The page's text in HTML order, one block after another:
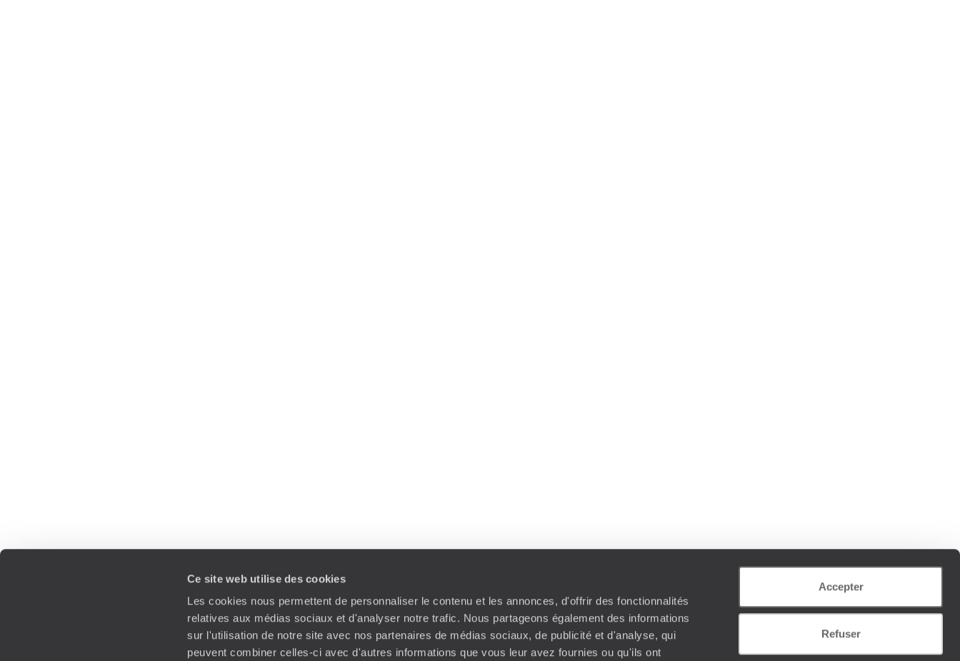
Ce site web utilise des cookies
Les cookies nous permettent de personnaliser le contenu et les annonces, d'offrir des fonctionnalités
relatives aux médias sociaux et d'analyser notre trafic. Nous partageons également des informations
sur l'utilisation de notre site avec nos partenaires de médias sociaux, de publicité et d'analyse, qui
peuvent combiner celles-ci avec d'autres informations que vous leur avez fournies ou qu'ils ont
Accepter
Refuser